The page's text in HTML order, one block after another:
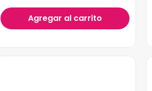
Agregar al carrito